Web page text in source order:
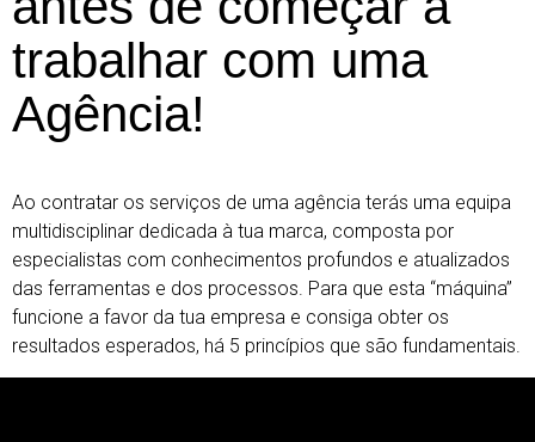
trabalhar com uma
Agência!
Ao contratar os serviços de uma agência terás uma equipa
multidisciplinar dedicada à tua marca, composta por
especialistas com conhecimentos profundos e atualizados
das ferramentas e dos processos. Para que esta “máquina”
funcione a favor da tua empresa e consiga obter os
resultados esperados, há 5 princípios que são fundamentais.